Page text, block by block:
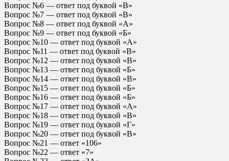
Вопрос №6 — ответ под буквой «В»
Вопрос №7 — ответ под буквой «В»
Вопрос №8 — ответ под буквой «А»
Вопрос №9 — ответ под буквой «Б»
Вопрос №10 — ответ под буквой «А»
Вопрос №11 — ответ под буквой «В»
Вопрос №12 — ответ под буквой «В»
Вопрос №13 — ответ под буквой «Б»
Вопрос №14 — ответ под буквой «В»
Вопрос №15 — ответ под буквой «Б»
Вопрос №16 — ответ под буквой «Б»
Вопрос №17 — ответ под буквой «А»
Вопрос №18 — ответ под буквой «В»
Вопрос №19 — ответ под буквой «Г»
Вопрос №20 — ответ под буквой «В»
Вопрос №21 — ответ «106»
Вопрос №22 — ответ «7»